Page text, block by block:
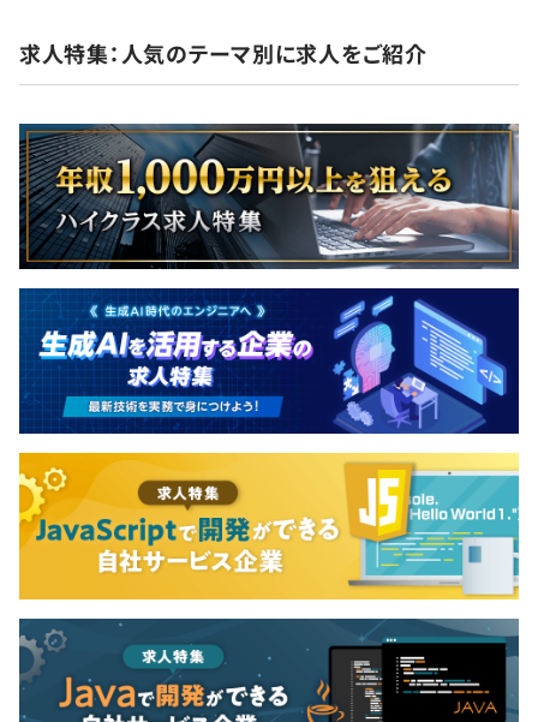
求人特集：人気のテーマ別に求人をご紹介